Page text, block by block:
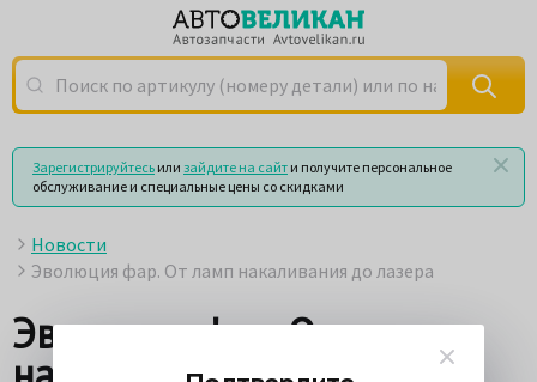
Поиск по артикулу (номеру детали) или по названию
Зарегистрируйтесь или зайдите на сайт и получите персональное
обслуживание и специальные цены со скидками
Новости
Эволюция фар. От ламп накаливания до лазера
Эволюция фар. От ламп